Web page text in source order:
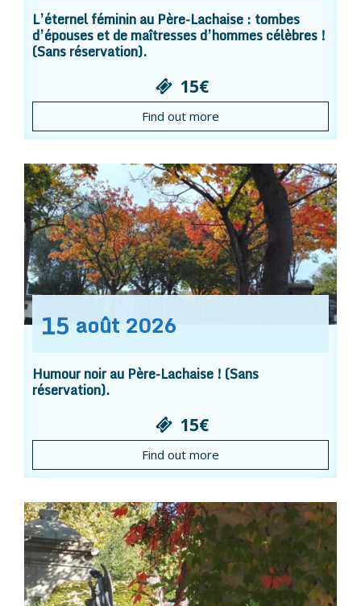
L’éternel féminin au Père-Lachaise : tombes
d’épouses et de maîtresses d’hommes célèbres !
(Sans réservation).
15€
Find out more
15 août 2026
Humour noir au Père-Lachaise ! (Sans
réservation).
15€
Find out more